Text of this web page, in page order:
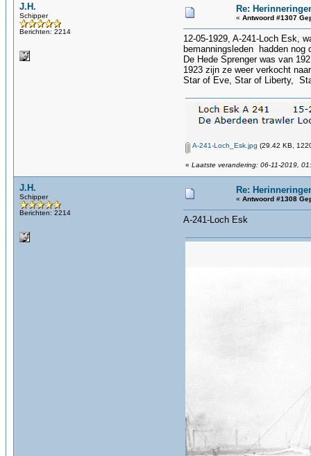
J.H.
Schipper
Berichten: 2214
Re:
« Antwoord #1307
12-05-1929, A-241-Loch Esk,
bemanningsleden hadden nog
De Hede Sprenger was van
1923 zijn ze weer verkocht
Star of Eve, Star of Liberty,
A-241-Loch_Esk.jpg (29.42 KB,
« Laatste verandering: 06-11-2019,
J.H.
Schipper
Berichten: 2214
Re:
« Antwoord #1308
A-241-Loch Esk